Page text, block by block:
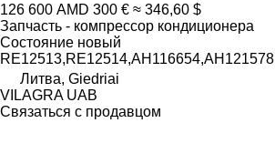
126 600 AMD 300 € ≈ 346,60 $
Запчасть - компрессор кондиционера
Состояние новый
RE12513,RE12514,AH116654,AH121578
Литва, Giedriai
VILAGRA UAB
Связаться с продавцом